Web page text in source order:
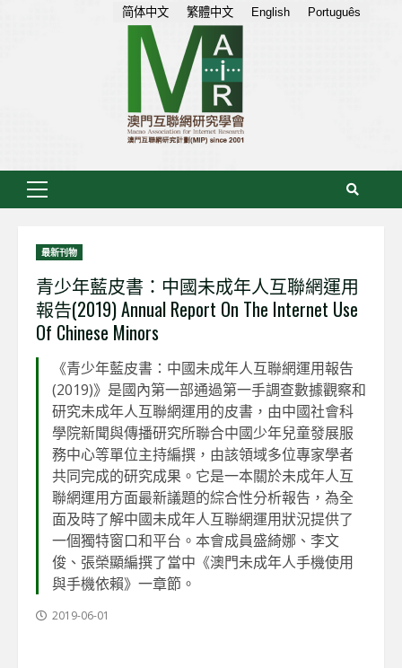
Primary
最新刊物
青少年藍皮書：中國未成年人互聯網運用
報告(2019) Annual Report On The Internet Use
Of Chinese Minors
《青少年藍皮書：中國未成年人互聯網運用報告
(2019)》是國內第一部通過第一手調查數據觀察和
研究未成年人互聯網運用的皮書，由中國社會科
學院新聞與傳播研究所聯合中國少年兒童發展服
務中心等單位主持編撰，由該領域多位專家學者
共同完成的研究成果。它是一本關於未成年人互
聯網運用方面最新議題的綜合性分析報告，為全
面及時了解中國未成年人互聯網運用狀況提供了
一個獨特窗口和平台。本會成員盛綺娜、李文
俊、張榮顯編撰了當中《澳門未成年人手機使用
與手機依賴》一章節。
2019-06-01
简体中文 繁體中文 English Português